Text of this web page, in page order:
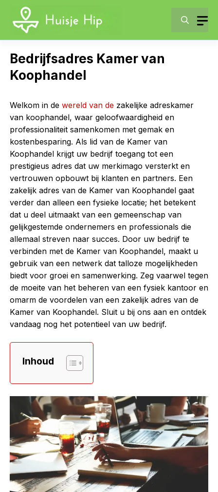
content
Bedrijfsadres Kamer van
Koophandel
Welkom in de wereld van de zakelijke adreskamer
van koophandel, waar geloofwaardigheid en
professionaliteit samenkomen met gemak en
kostenbesparing. Als lid van de Kamer van
Koophandel krijgt uw bedrijf toegang tot een
prestigieus adres dat uw merkimago versterkt en
vertrouwen opbouwt bij klanten en partners. Een
zakelijk adres van de Kamer van Koophandel gaat
verder dan alleen een fysieke locatie; het betekent
dat u deel uitmaakt van een gemeenschap van
gelijkgestemde ondernemers en professionals die
allemaal streven naar succes. Door uw bedrijf te
verbinden met de Kamer van Koophandel, maakt u
gebruik van een netwerk dat talloze mogelijkheden
biedt voor groei en samenwerking. Zeg vaarwel tegen
de moeite van het beheren van een fysiek kantoor en
omarm de voordelen van een zakelijk adres van de
Kamer van Koophandel. Sluit u bij ons aan en ontdek
vandaag nog het potentieel van uw bedrijf.
Inhoud